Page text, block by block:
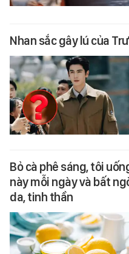
Nhan sắc gây lú của
Bỏ cà phê sáng, tôi
này mỗi ngày và bất
da, tinh thần